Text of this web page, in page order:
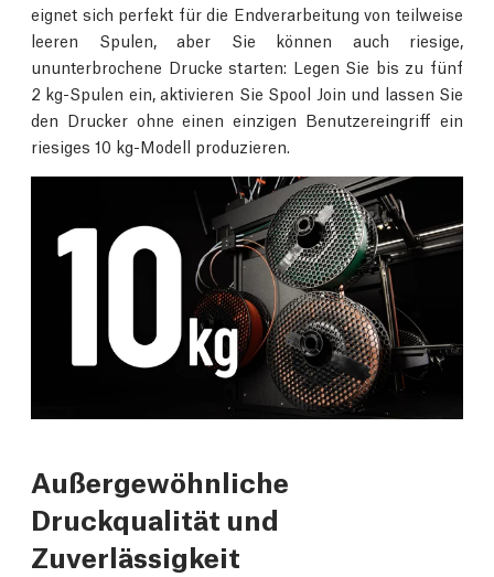
eignet sich perfekt für die Endverarbeitung von teilweise
leeren Spulen, aber Sie können auch riesige,
ununterbrochene Drucke starten: Legen Sie bis zu fünf
2 kg-Spulen ein, aktivieren Sie Spool Join und lassen Sie
den Drucker ohne einen einzigen Benutzereingriff ein
riesiges 10 kg-Modell produzieren.
Außergewöhnliche
Druckqualität und
Zuverlässigkeit